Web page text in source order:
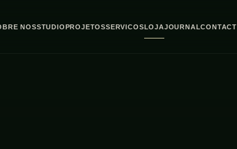
NOSSTUDIOPROJETOSSERVICOSLOJAJOURNALCONTACT